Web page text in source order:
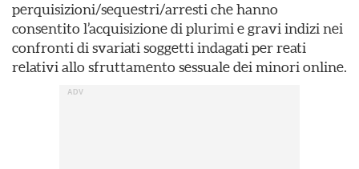
perquisizioni/sequestri/arresti che hanno
consentito l’acquisizione di plurimi e gravi indizi nei
confronti di svariati soggetti indagati per reati
relativi allo sfruttamento sessuale dei minori online.